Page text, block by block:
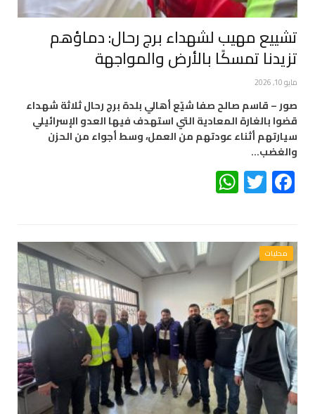
تشييع مهيب لشهداء برج رحال: دماؤهم
تزيدنا تمسكًا بالأرض والمواجهة
مايو 10, 2026
صور – قاسم صالح صفا شيّع أهالي بلدة برج رحال ثلاثة شهداء
قضوا بالغارة المعادية التي استهدف فيها العدو الإسرائيلي
سيارتهم أثناء عودتهم من العمل، وسط أجواء من الحزن
والغضب…
Facebook
Twitter
محليات